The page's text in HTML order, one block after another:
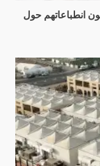
انطباعاتهم حول